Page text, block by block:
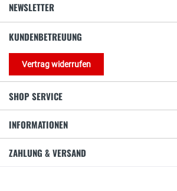
NEWSLETTER
KUNDENBETREUUNG
Vertrag widerrufen
SHOP SERVICE
INFORMATIONEN
ZAHLUNG & VERSAND